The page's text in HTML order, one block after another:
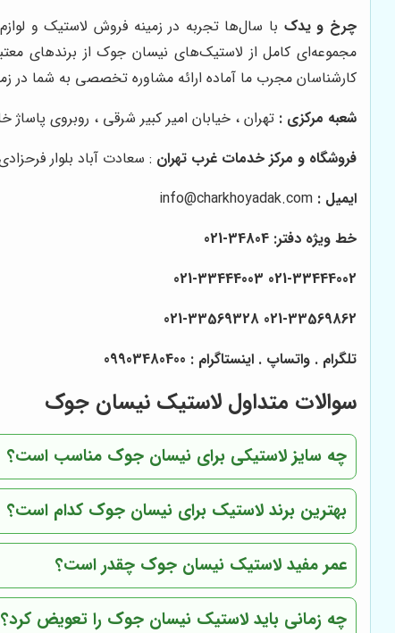
چرخ و یدک با سال‌ها تجربه در زمینه فروش لاستیک و
مجموعه‌ای کامل از لاستیک‌های نیسان جوک از برندهای
کارشناسان مجرب ما آماده ارائه مشاوره تخصصی به شما
شعبه مرکزی : تهران ، خیابان امیر کبیر شرقی ، روبروی پاساژ خلیج فارس پلاک
فروشگاه و مرکز خدمات غرب تهران : سعادت آباد بلوار
ایمیل : info@charkhoyadak.com
خط ویژه دفتر: 34804-021
021-33444002 021-33444003
021-33569862
021-33569328
تلگرام . واتساپ . اینستاگرام : 09903480400
سوالات متداول لاستیک نیسان جوک
چه سایز لاستیکی برای نیسان جوک مناسب است؟
بهترین برند لاستیک برای نیسان جوک کدام است؟
عمر مفید لاستیک نیسان جوک چقدر است؟
چه زمانی باید لاستیک نیسان جوک را تعویض کرد؟